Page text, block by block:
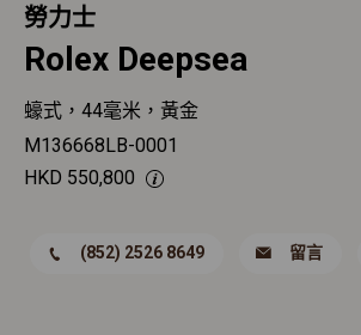
勞力士
Rolex Deepsea
蠔式，44毫米，黃金
M136668LB-0001
HKD 550,800
(852) 2526 8649 留言